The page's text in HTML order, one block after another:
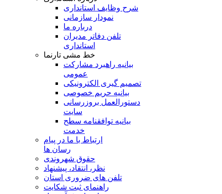
شرح وظایف استانداری
نمودار سازمانی
درباره ما
تلفن دفاتر مدیران
استانداری
خط مشی تارنما
بیانیه راهبرد مشارکت
عمومی
تصمیم گیری الکترونیکی
بیانیه حریم خصوصی
دستورالعمل بروزرسانی
سایت
بیانیه توافقنامه سطح
خدمت
ارتباط با ما در پیام
رسان ها
حقوق شهروندی
نظر، انتقاد، پیشنهاد
تلفن های ضروری استان
راهنمای ثبت شکایت